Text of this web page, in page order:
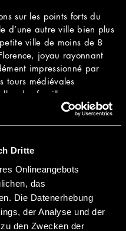
Dritte
Onlineangebots
das
Die Datenerhebung
der Analyse und der
den Zwecken der
sur les points forts du
d’une autre ville bien plus
ville de moins de 8
joyau rayonnant
impressionné par
tours médiévales
des familles
d’exprimer leur
son histoire qui remonte
historiques fait,
mouvementée de la
verts est tout aussi
les pèlerins de San
heures, les rues sont
pu profiter de la ville avec